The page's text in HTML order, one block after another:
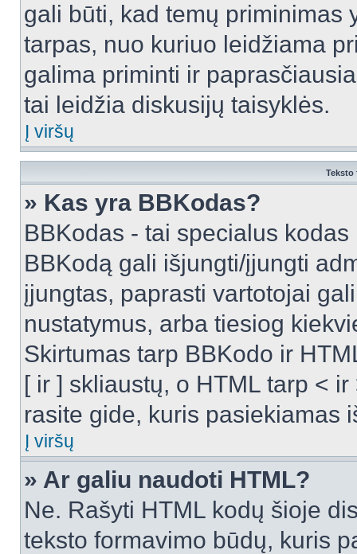
gali būti, kad temų priminimas
tarpas, nuo kuriuo leidžiama
galima priminti ir
tai leidžia diskusijų taisyklės.
Į viršų
Teksto
» Kas yra BBKodas?
BBKodas - tai specialus
BBKodą gali išjungti/įjungti
įjungtas, paprasti vartotojai
nustatymus, arba tiesiog
Skirtumas tarp BBKodo ir
[ ir ] skliaustų, o HTML tarp <
rasite gide, kuris pasiekiamas
Į viršų
» Ar galiu naudoti HTML?
Ne. Rašyti HTML kodų šioje
teksto formavimo būdų, kuris